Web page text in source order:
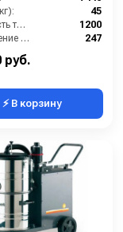
45
Мощность турбины (Вт):
1200
Разряжение (мБар):
247
Размеры (ДхШхВ):
руб.
⚡ В корзину